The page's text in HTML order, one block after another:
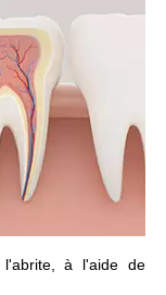
l'abrite, à l'aide de